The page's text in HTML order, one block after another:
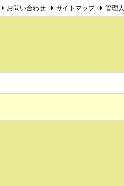
お問い合わせ サイトマップ 管理人